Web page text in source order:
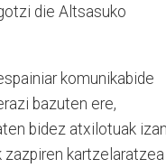
die Altsasuko
komunikabide
bazuten ere,
bidez atxilotuak izan
kartzelaratzea